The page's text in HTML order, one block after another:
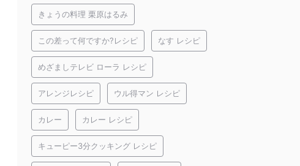
きょうの料理 栗原はるみ
この差って何ですか?レシピ なす レシピ
めざましテレビ ローラ レシピ
アレンジレシピ ウル得マン レシピ
カレー カレー レシピ
キューピー3分クッキング レシピ